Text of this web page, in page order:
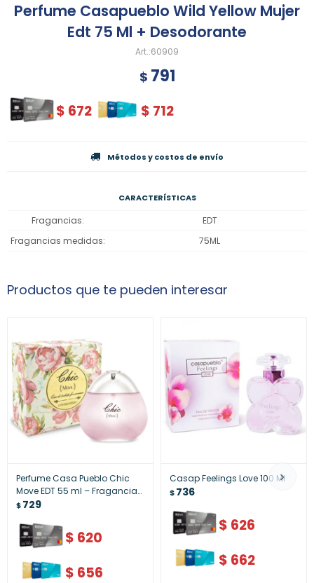
Perfume Casapueblo Wild Yellow Mujer
Edt 75 Ml + Desodorante
60909
$ 791
$ 672 $ 712
Métodos y costos de envío
CARACTERÍSTICAS
Fragancias
EDT
Fragancias medidas
75ML
Productos que te pueden interesar
Perfume Casa Pueblo Chic
Move EDT 55 ml – Fragancia
Moderna y Energética
$729
$ 620
$ 656
Casap Feelings Love 100 Ml
$736
$ 626
$ 662